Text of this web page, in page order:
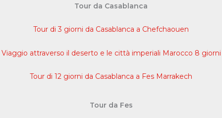
Tour da Casablanca
Tour di 3 giorni da Casablanca a Chefchaouen
Viaggio attraverso il deserto e le città imperiali Marocco 8 giorni
Tour di 12 giorni da Casablanca a Fes Marrakech
Tour da Fes